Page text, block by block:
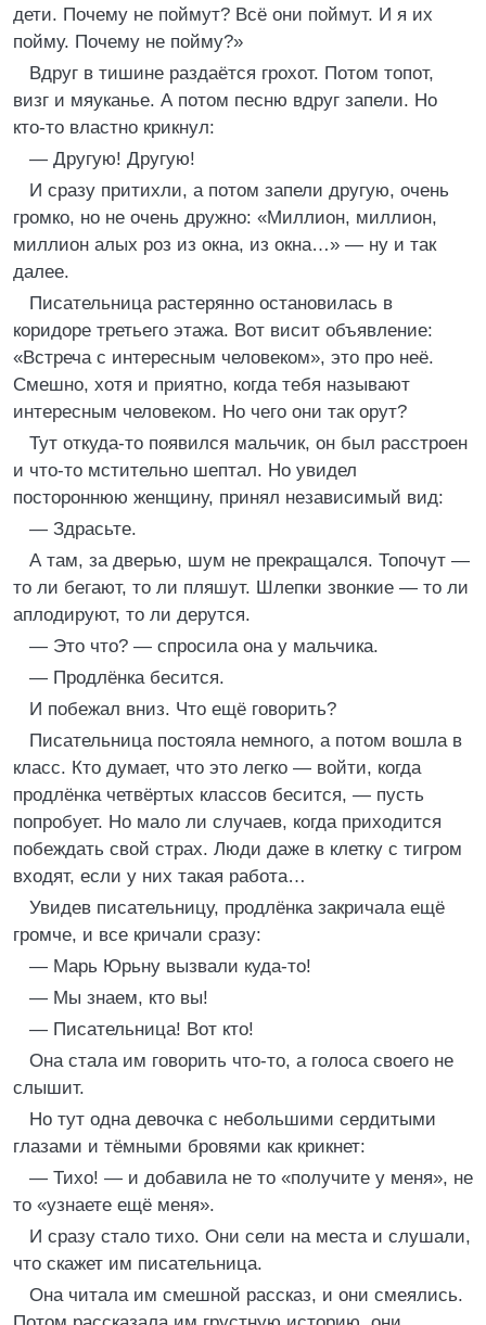
дети. Почему не поймут? Всё они поймут. И я их
пойму. Почему не пойму?»
Вдруг в тишине раздаётся грохот. Потом топот,
визг и мяуканье. А потом песню вдруг запели. Но
кто-то властно крикнул:
— Другую! Другую!
И сразу притихли, а потом запели другую, очень
громко, но не очень дружно: «Миллион, миллион,
миллион алых роз из окна, из окна…» — ну и так
далее.
Писательница растерянно остановилась в
коридоре третьего этажа. Вот висит объявление:
«Встреча с интересным человеком», это про неё.
Смешно, хотя и приятно, когда тебя называют
интересным человеком. Но чего они так орут?
Тут откуда-то появился мальчик, он был расстроен
и что-то мстительно шептал. Но увидел
постороннюю женщину, принял независимый вид:
— Здрасьте.
А там, за дверью, шум не прекращался. Топочут —
то ли бегают, то ли пляшут. Шлепки звонкие — то ли
аплодируют, то ли дерутся.
— Это что? — спросила она у мальчика.
— Продлёнка бесится.
И побежал вниз. Что ещё говорить?
Писательница постояла немного, а потом вошла в
класс. Кто думает, что это легко — войти, когда
продлёнка четвёртых классов бесится, — пусть
попробует. Но мало ли случаев, когда приходится
побеждать свой страх. Люди даже в клетку с тигром
входят, если у них такая работа…
Увидев писательницу, продлёнка закричала ещё
громче, и все кричали сразу:
— Марь Юрьну вызвали куда-то!
— Мы знаем, кто вы!
— Писательница! Вот кто!
Она стала им говорить что-то, а голоса своего не
слышит.
Но тут одна девочка с небольшими сердитыми
глазами и тёмными бровями как крикнет:
— Тихо! — и добавила не то «получите у меня», не
то «узнаете ещё меня».
И сразу стало тихо. Они сели на места и слушали,
что скажет им писательница.
Она читала им смешной рассказ, и они смеялись.